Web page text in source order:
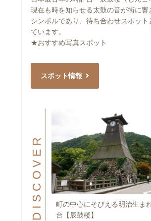
現在も時を知らせる太鼓の音が街に
シンボルであり、待ち合わせスポッ
ています。
★おすすめ写真スポット
スポット情報
DISCOVER
町の中心にそびえる明治生ま
台【辰鼓楼】